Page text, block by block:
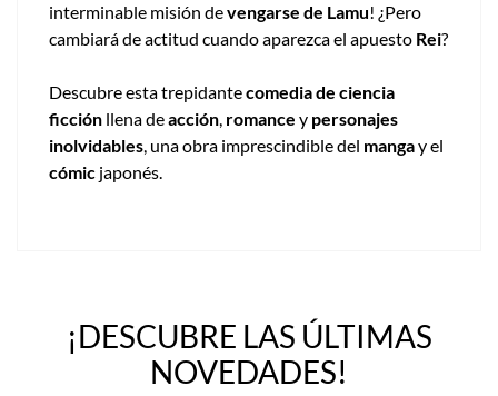
interminable misión devengarse de Lamu! ¿Pero
cambiará de actitud cuando aparezca el apuesto Rei?
Descubre esta trepidantecomedia de ciencia
ficción llena deacción, romance y personajes
inolvidables, una obra imprescindible del mangay el
cómic japonés.
¡DESCUBRE LAS ÚLTIMAS
NOVEDADES!